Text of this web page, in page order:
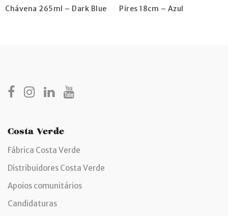
Chávena 265ml – Dark Blue Pires 18cm – Azul
Costa Verde
Fábrica Costa Verde
Distribuidores Costa Verde
Apoios comunitários
Candidaturas